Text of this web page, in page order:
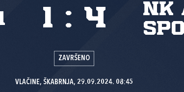
NK
1 : 4
ZAVRŠENO
VLAČINE, ŠKABRNJA, 29.09.2024. 08:45